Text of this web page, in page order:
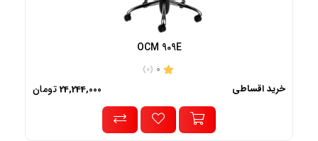
OCM 909E
(0)
خرید اقساطی 24,244,000تومان